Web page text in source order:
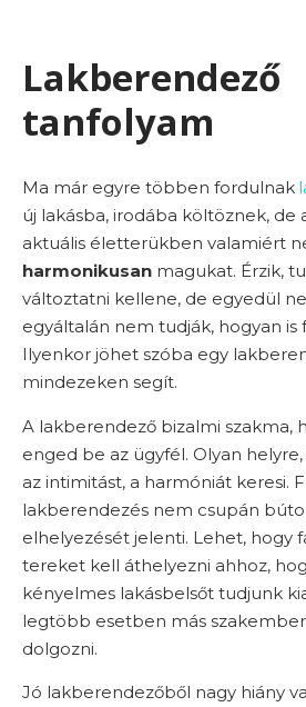
Lakberendező
tanfolyam
Ma már egyre többen fordulnak
új lakásba, irodába költöznek, de
aktuális életterükben valamiért
harmonikusan magukat. Érzik,
változtatni kellene, de egyedül
egyáltalán nem tudják, hogyan is
Ilyenkor jöhet szóba egy
mindezeken segít.
A lakberendező bizalmi szakma,
enged be az ügyfél. Olyan
az intimitást, a harmóniát keresi.
lakberendezés nem csupán
elhelyezését jelenti. Lehet, hogy
tereket kell áthelyezni ahhoz,
kényelmes lakásbelsőt tudjunk
legtöbb esetben más
dolgozni.
Jó lakberendezőből nagy hiány